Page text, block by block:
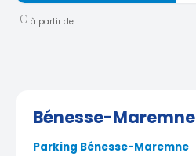
(1) à partir de
Bénesse-Maremne
Parking Bénesse-Maremne